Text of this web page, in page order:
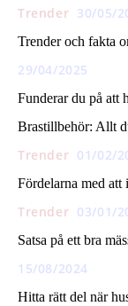
Trender 30/05/
Trender och fakta
29/04/2025
Funderar du på att
Brastillbehör: Allt
Trender 01/02/
Fördelarna med
Trender 03/01/
Satsa på ett bra
15/08/2024
Hitta rätt del när